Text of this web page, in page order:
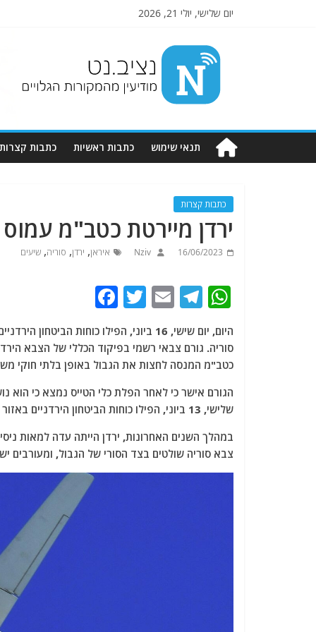
יום שלישי, יולי 21, 2026
Nziv.net
מודיעין
מהמקורות
תנאי שימוש כתבות ראשיות כתבות קצרות
כתבות קצרות
ירדן מיירטת כטב"מ
16/06/2023
Nziv איראן, ירדן, סוריה, שיעים
W
at
s
A
p
p
T
e
g
ra
m
E
ai
l
T
w
itt
er
c
e
b
o
o
k
היום, יום שישי, 16 ביוני, הפילו כוחות
סוריה. גורם צבאי רשמי בפיקוד הכללי של הצבא
כטב"מ המנסה לחצות את הגבול באופן בלתי חוקי
הגורם אישר כי לאחר הפלת כלי הטייס נמצא כי הוא
שלישי, 13 ביוני, הפילו כוחות הביטחון הירדניים באזור הצבאי המזרחי כטב"מ שנשא 500 גרם של סם הקריסטל.
צבא סוריה שולטים בצד הסורי של הגבול, ומעורבים